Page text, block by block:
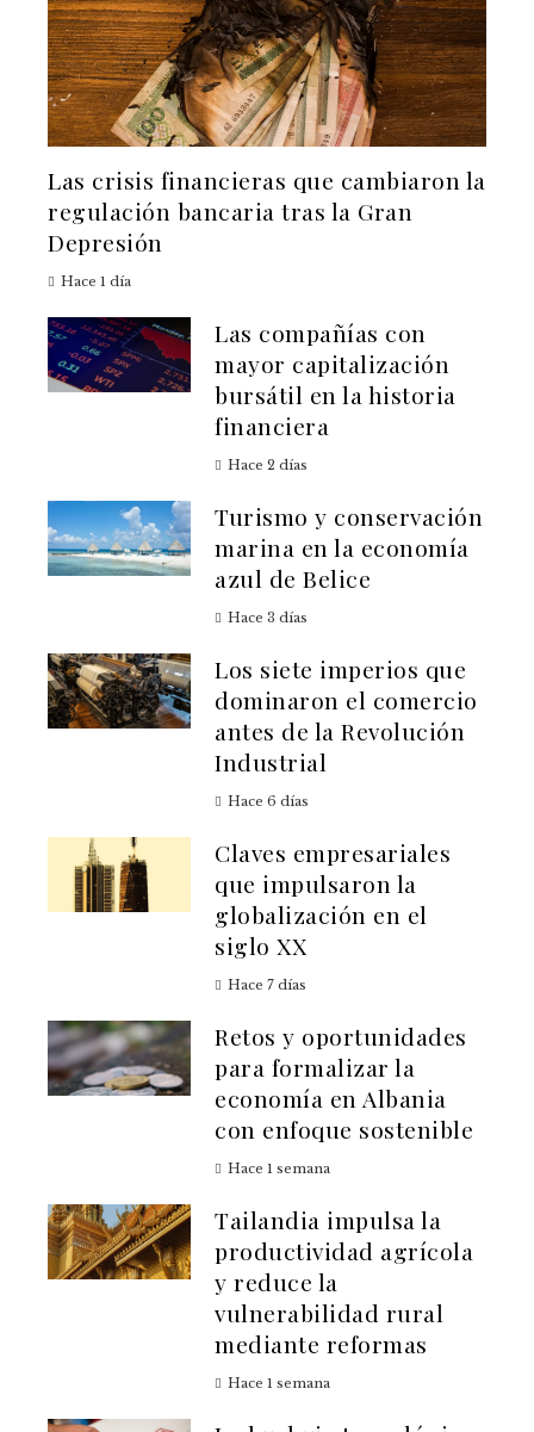
Las crisis financieras que cambiaron la
regulación bancaria tras la Gran
Depresión
Hace 1 día
Las compañías con
mayor capitalización
bursátil en la historia
financiera
Hace 2 días
Turismo y conservación
marina en la economía
azul de Belice
Hace 3 días
Los siete imperios que
dominaron el comercio
antes de la Revolución
Industrial
Hace 6 días
Claves empresariales
que impulsaron la
globalización en el
siglo XX
Hace 7 días
Retos y oportunidades
para formalizar la
economía en Albania
con enfoque sostenible
Hace 1 semana
Tailandia impulsa la
productividad agrícola
y reduce la
vulnerabilidad rural
mediante reformas
Hace 1 semana